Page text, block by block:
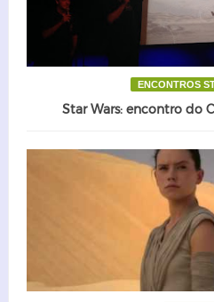
ENCONTROS
Star Wars: encontro do